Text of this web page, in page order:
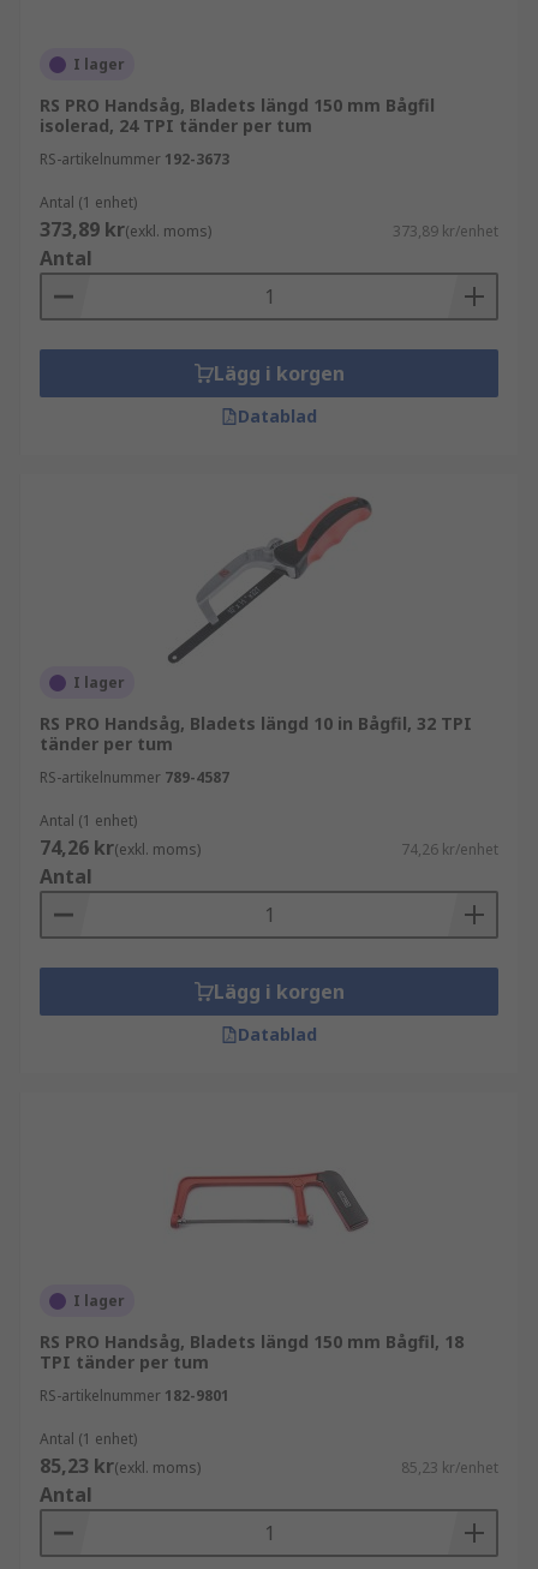
I lager
RS PRO Handsåg, Bladets längd 150 mm Bågfil
isolerad, 24 TPI tänder per tum
RS-artikelnummer 192-3673
Antal (1 enhet)
373,89 kr(exkl. moms) 373,89 kr/enhet
Antal
Lägg i korgen
Datablad
I lager
RS PRO Handsåg, Bladets längd 10 in Bågfil, 32 TPI
tänder per tum
RS-artikelnummer 789-4587
Antal (1 enhet)
74,26 kr(exkl. moms) 74,26 kr/enhet
Antal
Lägg i korgen
Datablad
I lager
RS PRO Handsåg, Bladets längd 150 mm Bågfil, 18
TPI tänder per tum
RS-artikelnummer 182-9801
Antal (1 enhet)
85,23 kr(exkl. moms) 85,23 kr/enhet
Antal